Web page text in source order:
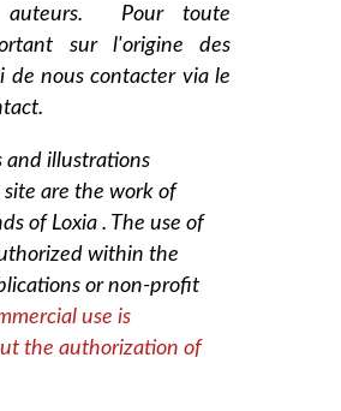
Pour toute
sur l'origine des
de nous contacter via le
and illustrations
are the work of
of Loxia . The use of
within the
or non-profit
use is
the authorization of